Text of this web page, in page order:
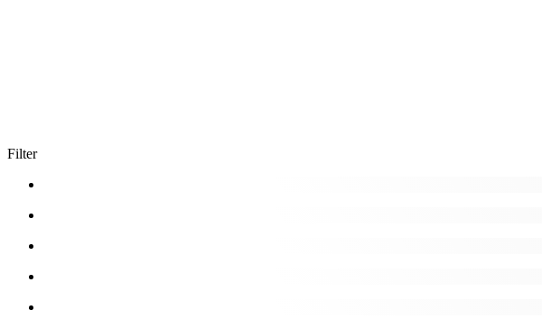
Filter